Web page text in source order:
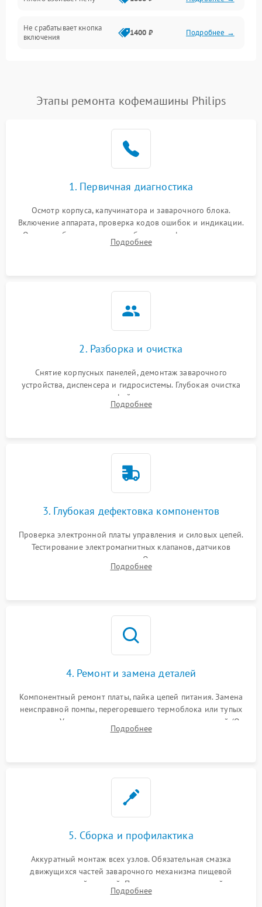
Не срабатывает кнопка
включения
1400 ₽ Подробнее →
Постоянные сбои в работе 1500 ₽ Подробнее →
Этапы ремонта кофемашины Philips
1. Первичная диагностика
Осмотр корпуса, капучинатора и заварочного блока.
Включение аппарата, проверка кодов ошибок и индикации.
Оценка работы помпы, термоблока и кофемолки на слух.
Измерение температуры и давления воды для выявления
Подробнее
2. Разборка и очистка
Снятие корпусных панелей, демонтаж заварочного
устройства, диспенсера и гидросистемы. Глубокая очистка
внутренних узлов от кофейных масел, жмыха и накипи.
Промывка дренажных каналов и фильтров с использованием
Подробнее
3. Глубокая дефектовка компонентов
Проверка электронной платы управления и силовых цепей.
Тестирование электромагнитных клапанов, датчиков
температуры и расходомера. Оценка степени износа
жерновов кофемолки, уплотнительных колец гидросистемы
Подробнее
4. Ремонт и замена деталей
Компонентный ремонт платы, пайка цепей питания. Замена
неисправной помпы, перегоревшего термоблока или тупых
жерновов. Установка новых силиконовых уплотнителей (O-
ring) и тефлоновых трубок для надежного устранения
Подробнее
5. Сборка и профилактика
Аккуратный монтаж всех узлов. Обязательная смазка
движущихся частей заварочного механизма пищевой
силиконовой смазкой. Проведение программной
декальцинации и очистки системы от кофейных масел.
Подробнее